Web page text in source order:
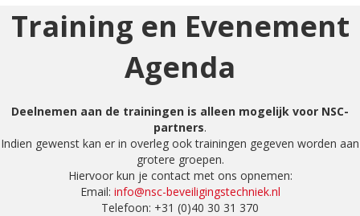
Training en Evenement
Agenda
Deelnemen aan de trainingen is alleen mogelijk voor NSC-
partners.
Indien gewenst kan er in overleg ook trainingen gegeven worden aan
grotere groepen.
Hiervoor kun je contact met ons opnemen:
Email: info@nsc-beveiligingstechniek.nl
Telefoon: +31 (0)40 30 31 370